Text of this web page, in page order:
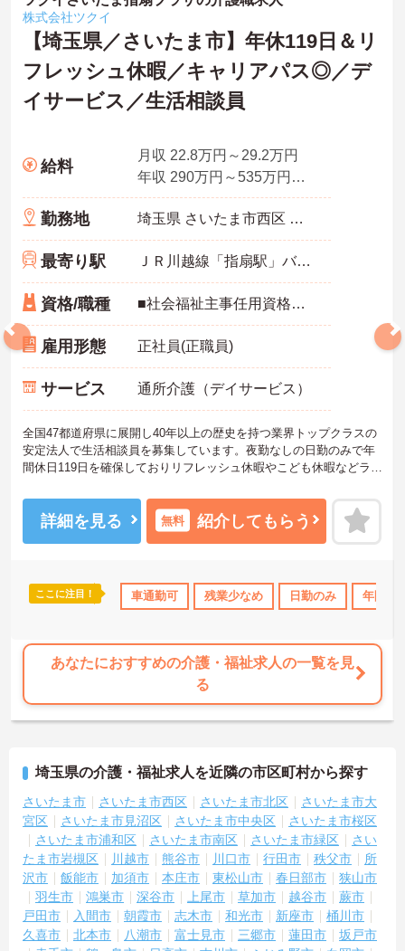
休日110日以上 資格取得サポート 研修制度あり 産休･育休･介
株式会社ツクイ
【埼玉県／さいたま市】年休119日＆リ
フレッシュ休暇／キャリアパス◎／デ
イサービス／生活相談員
給料
月収 22.8万円～29.2万円
年収 290万円～535万円程度 月給×12ヶ月＋賞与
勤務地 埼玉県 さいたま市西区 プラザ103-9
最寄り駅 ＪＲ川越線「指扇駅」バス・車8分
資格/職種 ■社会福祉主事任用資格・介護福祉士 いずれかの資格必須 ■経験：不問
雇用形態 正社員(正職員)
サービス 通所介護（デイサービス）
全国47都道府県に展開し40年以上の歴史を持つ業界トップクラスの
安定法人で生活相談員を募集しています。夜勤なしの日勤のみで年
間休日119日を確保しておりリフレッシュ休暇やこども休暇などライ
や実績最大105万円の賞与に加え配偶者1万円などの手厚い扶養手当
をご用意しています。独自の福利厚生制度によるお祝い金や宿泊費
補助などスタッフの生活を支える制度も充実しています。髪色やネ
め有資格者の方がこれまでのご経験を活かしながら将来の管理職や
スペシャリストへと着実にキャリアアップを目指せるやりがいのあ
★おすすめPOINT★
【ワークライフバランスの充実】
・夜勤なしの日勤のみで年間休日119日を確保 ・リフレッシュ休暇
やこども休暇など特別休暇が充実
・産休育休や産後パパ育休制度など子育て支援体制が万全
万円や満18歳未満の子5千円の手厚い扶養手当を支給
・結婚・出生・入学のお祝い金やヘルスチェック補助など独自の福
利厚生制度を用意
【資格を活かせるキャリアアップ環境】
・公的資格取得や自己啓発支援制度を活用しスキルアップが可能
・管理職や他職種への転換など多彩なキャリアプランを用意
・髪色やネイルなどが自由で個性を大切にできる社風
詳細を見る 無料 紹介してもらう
ここに注目！ 車通勤可 残業少なめ 日勤のみ 年間休
あなたにおすすめの介護・福祉求人の一覧を見
る
埼玉県の介護・福祉求人を近隣の市区町村から探す
さいたま市 さいたま市西区 さいたま市北区
さいたま市大
宮区
さいたま市見沼区 さいたま市中央区
さいたま市桜区
さいたま市浦和区
さいたま市南区 さいたま市緑区
さい
たま市岩槻区
川越市 熊谷市 川口市 行田市 秩父市
所
沢市
飯能市 加須市 本庄市 東松山市 春日部市
狭山市
羽生市
鴻巣市 深谷市 上尾市 草加市 越谷市
蕨市
戸田市
入間市 朝霞市 志木市 和光市 新座市
桶川市
久喜市
北本市 八潮市 富士見市 三郷市 蓮田市
坂戸市